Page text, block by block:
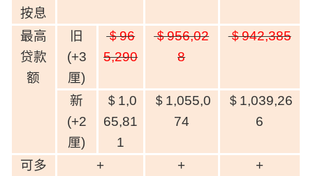
按息
最高
贷款
额
旧
(+3
厘)
＄96
5,290
＄956,02
8
＄942,385
新
(+2
厘)
＄1,0
65,81
1
＄1,055,0
74
＄1,039,26
6
可多
+
+
+